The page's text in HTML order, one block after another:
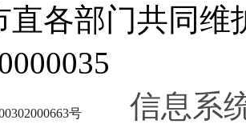
直各部门共同
号
信息系